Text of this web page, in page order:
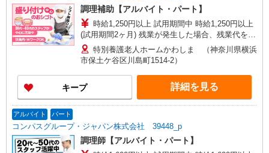
調理補助【アルバイト・パート】
時給1,250円以上 試用期間中 時給1,250円以上
(試用期間2ヶ月) 残業が発生した場合、残業代を1
分単位で別途支給します。
特別養護老人ホームかわしま （神奈川県横浜
市保土ケ谷区川島町1514-2）
キープ 詳細を見る
アルバイト パート
コンパスグループ・ジャパン株式会社 39448_p
調理師【アルバイト・パート】